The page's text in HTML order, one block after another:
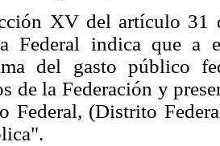
XV del artículo 31
Federal indica que a
del gasto público
de la Federación y
Federal, (Distrito